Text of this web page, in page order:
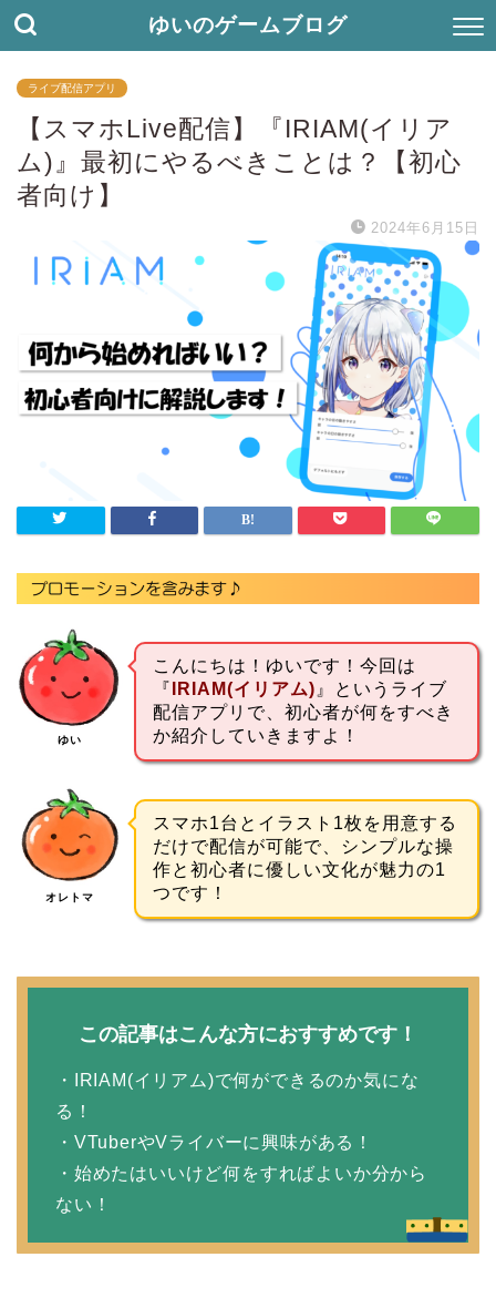
ゆいのゲームブログ
ライブ配信アプリ
【スマホLive配信】『IRIAM(イリア
ム)』最初にやるべきことは？【初心
者向け】
2024年6月15日
ゆい
こんにちは！ゆいです！今回は
『 IRIAM(イリアム)』というライブ
配信アプリで、初心者が何をすべき
か紹介していきますよ！
オレトマ
スマホ1台とイラスト1枚を用意する
だけで配信が可能で、シンプルな操
作と初心者に優しい文化が魅力の1
つです！
この記事はこんな方におすすめです！
・IRIAM(イリアム)で何ができるのか気にな
る！
・VTuberやVライバーに興味がある！
・始めたはいいけど何をすればよいか分から
ない！